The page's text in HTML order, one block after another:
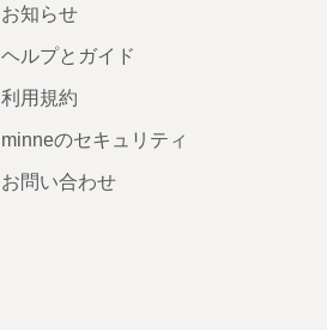
お知らせ
ヘルプとガイド
利用規約
minneのセキュリティ
お問い合わせ